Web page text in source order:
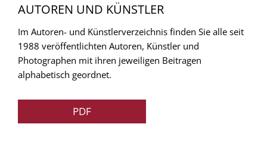
AUTOREN UND KÜNSTLER
Im Autoren- und Künstlerverzeichnis finden Sie alle seit
1988 veröffentlichten Autoren, Künstler und
Photographen mit ihren jeweiligen Beitragen
alphabetisch geordnet.
PDF